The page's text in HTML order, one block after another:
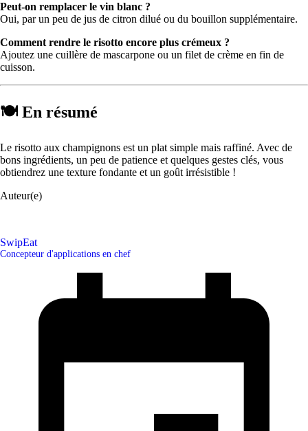
Peut-on remplacer le vin blanc ?
Oui, par un peu de jus de citron dilué ou du bouillon supplémentaire.
Comment rendre le risotto encore plus crémeux ?
Ajoutez une cuillère de mascarpone ou un filet de crème en fin de
cuisson.
🍽️ En résumé
Le risotto aux champignons est un plat simple mais raffiné. Avec de
bons ingrédients, un peu de patience et quelques gestes clés, vous
obtiendrez une texture fondante et un goût irrésistible !
Auteur(e)
SwipEat
Concepteur d'applications en chef